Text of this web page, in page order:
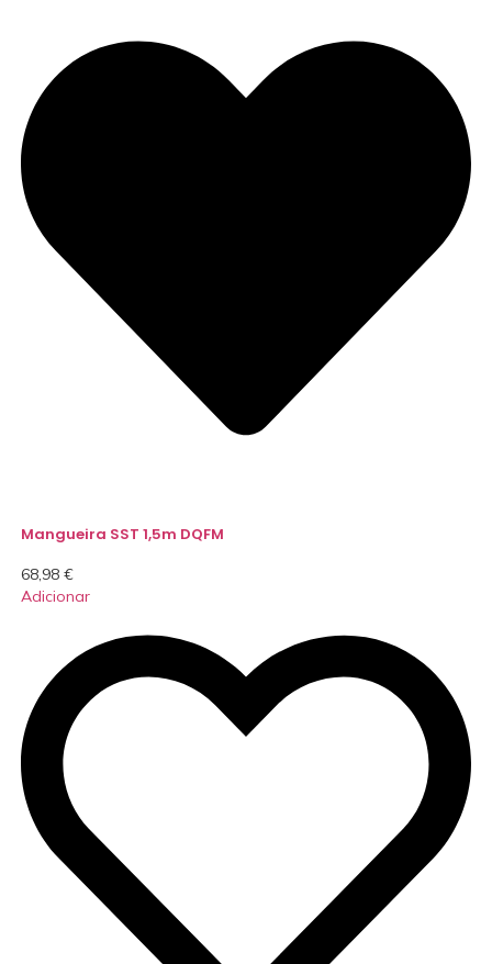
Mangueira SST 1,5m DQFM
68,98 €
Adicionar